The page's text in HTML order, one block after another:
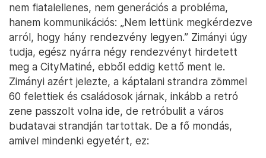
nem fiatalellenes, nem generációs a probléma,
hanem kommunikációs: „Nem lettünk megkérdezve
arról, hogy hány rendezvény legyen.” Zimányi úgy
tudja, egész nyárra négy rendezvényt hirdetett
meg a CityMatiné, ebből eddig kettő ment le.
Zimányi azért jelezte, a káptalani strandra zömmel
60 felettiek és családosok járnak, inkább a retró
zene passzolt volna ide, de retróbulit a város
budatavai strandján tartottak. De a fő mondás,
amivel mindenki egyetért, ez: